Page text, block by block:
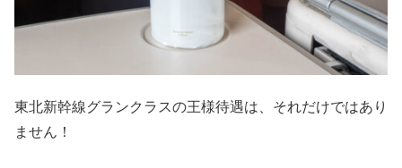
東北新幹線グランクラスの王様待遇は、それだけではあり
ません！